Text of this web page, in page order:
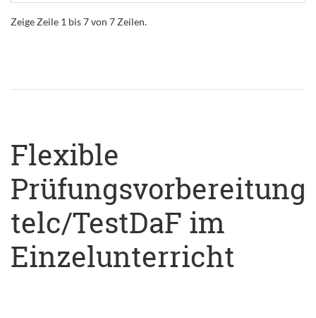
Zeige Zeile 1 bis 7 von 7 Zeilen.
Flexible
Prüfungsvorbereitung
telc/TestDaF im
Einzelunterricht